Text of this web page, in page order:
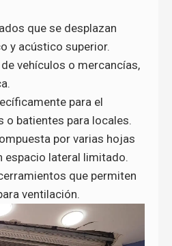
que se desplazan
y acústico superior.
vehículos o mercancías,
para el
batientes para locales.
por varias hojas
espacio lateral limitado.
que permiten
ventilación.